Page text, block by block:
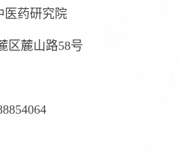
药研究院
麓山路58号